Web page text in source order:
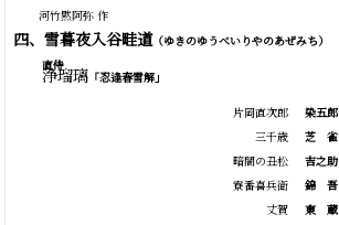
河竹黙阿弥 作
四、雪暮夜入谷畦道（ゆきのゆうべいりやのあぜみち）
直侍
浄瑠璃「忍逢春雪解」
片岡直次郎
三千歳
暗闇の丑松
寮番喜兵衛
丈賀
染五郎
芝
雀
吉之助
錦
吾
東
蔵